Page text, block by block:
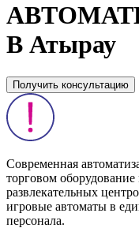
В Атырау
Получить консультацию
Современная
торговом
развлекательных
игровые автоматы в
персонала.